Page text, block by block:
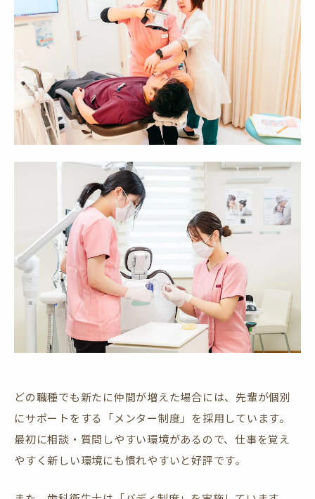
どの職種でも新たに仲間が増えた場合には、先輩が個別
にサポートをする「メンター制度」を採用しています。
最初に相談・質問しやすい環境があるので、仕事を覚え
やすく新しい環境にも慣れやすいと好評です。